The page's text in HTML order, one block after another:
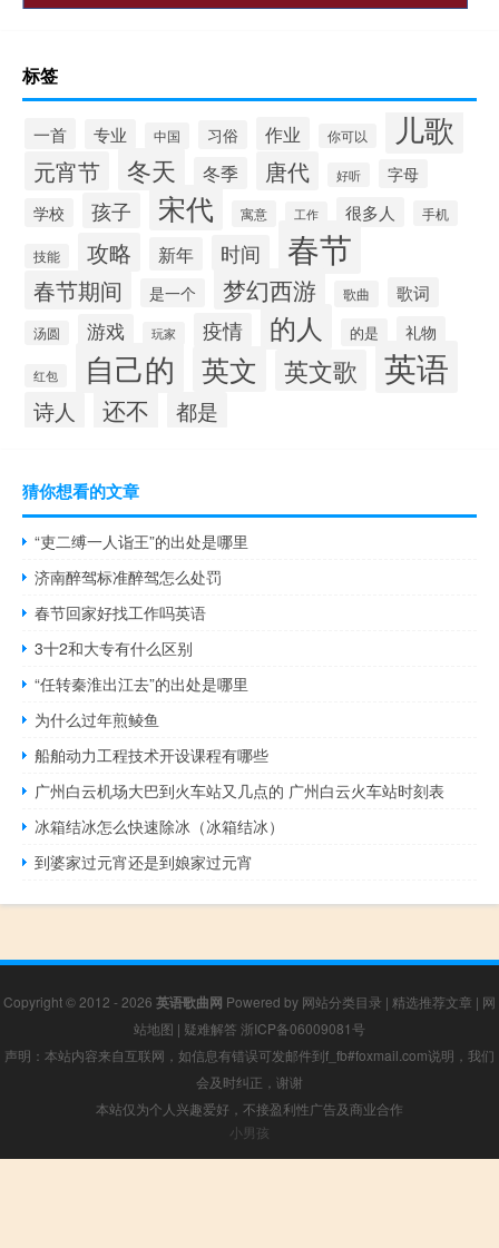
标签
一首 专业 中国 习俗 作业 你可以 儿歌
元宵节 冬天 冬季 唐代 好听
字母
学校
孩子 宋代 寓意 工作 很多人 手机
技能 攻略 新年 时间 春节
春节期间 是一个 梦幻西游 歌曲 歌词
汤圆 游戏 玩家 疫情 的人 的是 礼物
红包 自己的 英文 英文歌 英语
诗人 还不 都是
猜你想看的文章
“吏二缚一人诣王”的出处是哪里
济南醉驾标准醉驾怎么处罚
春节回家好找工作吗英语
3十2和大专有什么区别
“任转秦淮出江去”的出处是哪里
为什么过年煎鲮鱼
船舶动力工程技术开设课程有哪些
广州白云机场大巴到火车站又几点的 广州白云火车站时刻表
冰箱结冰怎么快速除冰（冰箱结冰）
到婆家过元宵还是到娘家过元宵
Copyright © 2012 - 2026 英语歌曲网 Powered by 网站分类目录 | 精选推荐文章 | 网
站地图 | 疑难解答 浙ICP备06009081号
声明：本站内容来自互联网，如信息有错误可发邮件到f_fb#foxmail.com说明，我们
会及时纠正，谢谢
本站仅为个人兴趣爱好，不接盈利性广告及商业合作
小男孩